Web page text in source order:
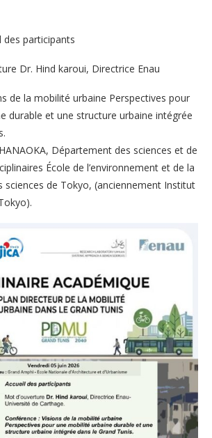
des participants
Dr. Hind karoui, Directrice Enau
de la mobilité urbaine Perspectives pour
durable et une structure urbaine intégrée
Département des sciences et de
École de l’environnement et de la
sciences de Tokyo, (anciennement Institut